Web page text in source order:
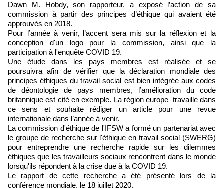
Dawn M. Hobdy, son rapporteur, a exposé l’action de sa
commission à partir des principes d’éthique qui avaient été
approuvés en 2018.
Pour l’année à venir, l’accent sera mis sur la réflexion et la
conception d'un logo pour la commission, ainsi que la
participation à l'enquête COVID 19.
Une étude dans les pays membres est réalisée et se
poursuivra afin de vérifier que la déclaration mondiale des
principes éthiques du travail social est bien intégrée aux codes
de déontologie de pays membres, l’amélioration du code
britannique est cité en exemple. La région europe travaille dans
ce sens et souhaite rédiger un article pour une revue
internationale dans l’année à venir.
La commission d'éthique de l'IFSW a formé un partenariat avec
le groupe de recherche sur l'éthique en travail social (SWERG)
pour entreprendre une recherche rapide sur les dilemmes
éthiques que les travailleurs sociaux rencontrent dans le monde
lorsqu'ils répondent à la crise due à la COVID 19.
Le rapport de cette recherche a été présenté lors de la
conférence mondiale, le 18 juillet 2020.